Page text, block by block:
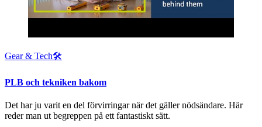
Gear & Tech🛠
PLB och tekniken bakom
Det har ju varit en del förvirringar när det gäller nödsändare. Här
reder man ut begreppen på ett fantastiskt sätt.